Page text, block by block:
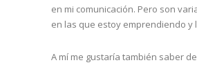
en mi comunicación. Pero son
en las que estoy emprendiendo y
A mí me gustaría también saber